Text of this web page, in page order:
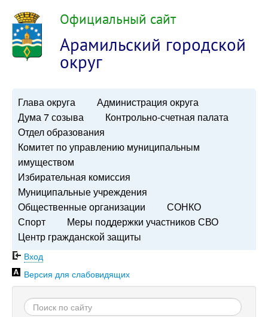
Официальный сайт
Арамильский городской
округ
Глава округа
Администрация округа
Дума 7 созыва
Контрольно-счетная палата
Отдел образования
Комитет по управлению муниципальным
имуществом
Избирательная комиссия
Муниципальные учреждения
Общественные организации
СОНКО
Спорт
Меры поддержки участников СВО
Центр гражданской защиты
Вход
Версия для слабовидящих